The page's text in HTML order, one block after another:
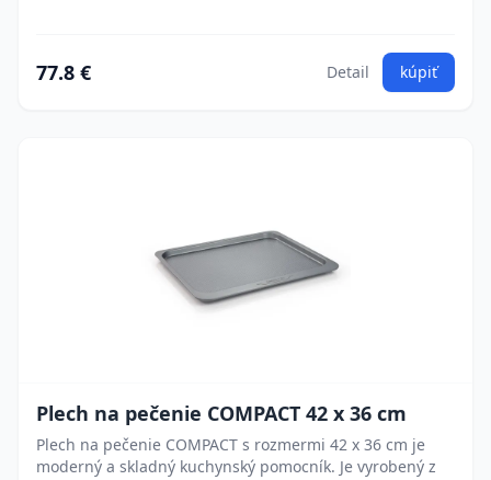
77.8 € Detail kúpiť
Plech na pečenie COMPACT 42 x 36 cm
Plech na pečenie COMPACT s rozmermi 42 x 36 cm je
moderný a skladný kuchynský pomocník. Je vyrobený z